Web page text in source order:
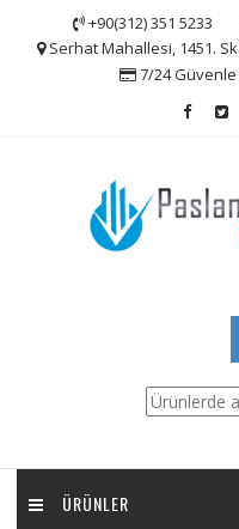
+90(312) 351 5233
Serhat Mahallesi, 1451.
7/24 Güvenle
Ara:
ÜRÜNLER